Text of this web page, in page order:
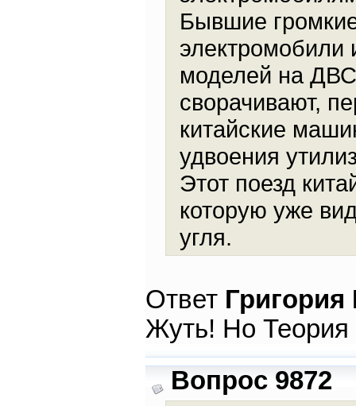
Бывшие
электромобили
моделей на
сворачивают,
китайские
удвоения
Этот поезд
которую уже
угля.
Ответ
Жуть! Но Теория
Вопрос 9872